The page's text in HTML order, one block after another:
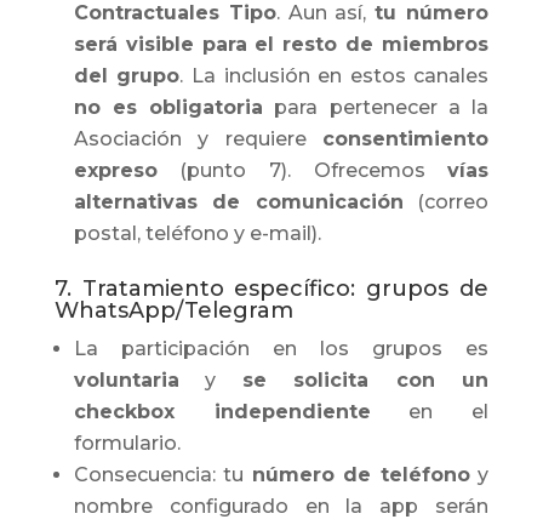
Contractuales Tipo. Aun así,tu número
será visible para el resto de miembros
del grupo. La inclusión en estos canales
no es obligatoria para pertenecer a la
Asociación y requiere consentimiento
expreso(punto 7). Ofrecemosvías
alternativas de comunicación (correo
postal, teléfono y e-mail).
7. Tratamiento específico: grupos de
WhatsApp/Telegram
La participación en los grupos es
voluntaria y se solicita con un
checkbox independiente en el
formulario.
Consecuencia: tu número de teléfonoy
nombre configurado en la app serán